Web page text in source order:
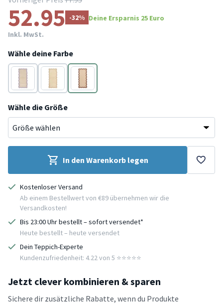
52.95 -32% Deine Ersparnis 25 Euro
Inkl. MwSt.
Wähle deine Farbe
Lila Beige
Braun
Wähle die Größe
In den Warenkorb legen
Kostenloser Versand
Ab einem Bestellwert von €89 übernehmen wir die
Versandkosten!
Bis 23:00 Uhr bestellt – sofort versendet*
Heute bestellt – heute versendet
Dein Teppich-Experte
Kundenzufriedenheit: 4.22 von 5 ⭐️⭐️⭐️⭐️⭐️
Jetzt clever kombinieren & sparen
Sichere dir zusätzliche Rabatte, wenn du Produkte